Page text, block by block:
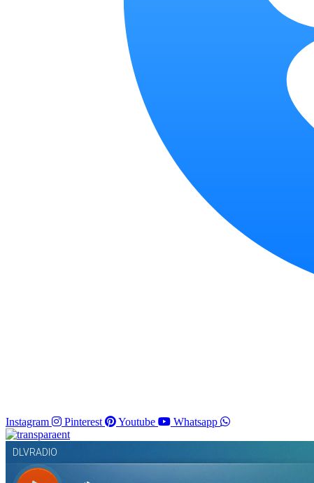
Instagram
Pinterest Youtube Whatsapp